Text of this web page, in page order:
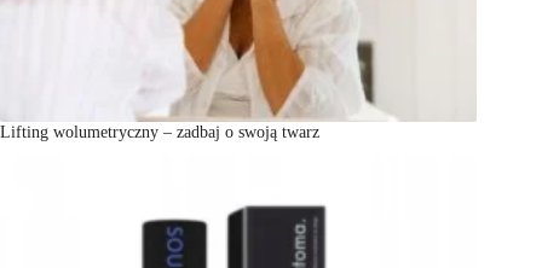
Lifting wolumetryczny – zadbaj o swoją twarz